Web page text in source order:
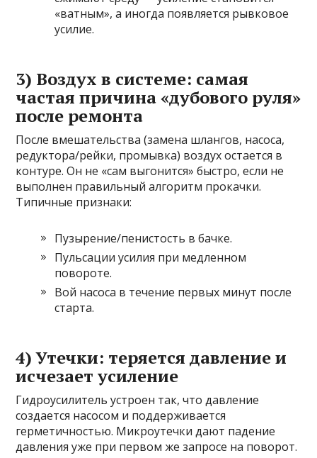
«ватным», а иногда появляется рывковое
усилие.
3) Воздух в системе: самая
частая причина «дубового руля»
после ремонта
После вмешательства (замена шлангов, насоса,
редуктора/рейки, промывка) воздух остается в
контуре. Он не «сам выгонится» быстро, если не
выполнен правильный алгоритм прокачки.
Типичные признаки:
Пузырение/пенистость в бачке.
Пульсации усилия при медленном
повороте.
Вой насоса в течение первых минут после
старта.
4) Утечки: теряется давление и
исчезает усиление
Гидроусилитель устроен так, что давление
создается насосом и поддерживается
герметичностью. Микроутечки дают падение
давления уже при первом же запросе на поворот.